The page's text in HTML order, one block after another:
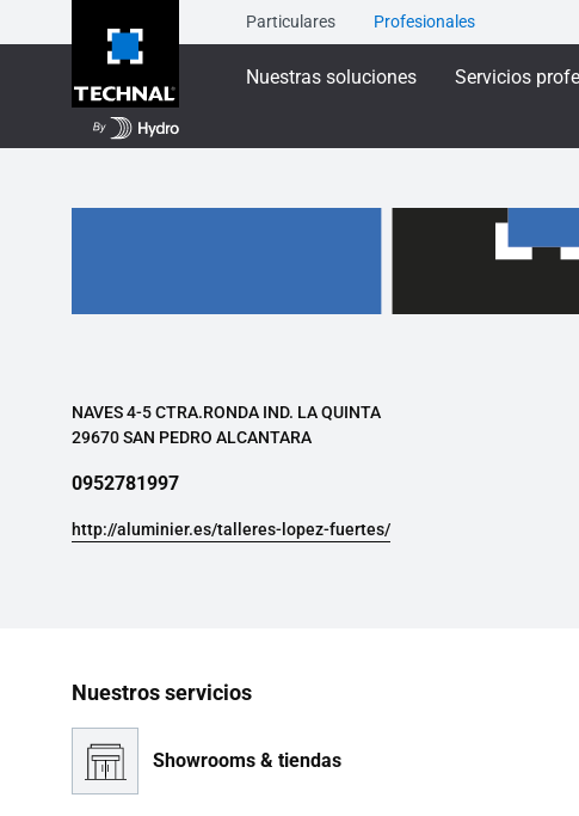
Particulares Profesionales
Nuestras soluciones Servicios
NAVES 4-5 CTRA.RONDA IND. LA QUINTA
29670 SAN PEDRO ALCANTARA
0952781997
http://aluminier.es/talleres-lopez-fuertes/
Nuestros servicios
Showrooms & tiendas